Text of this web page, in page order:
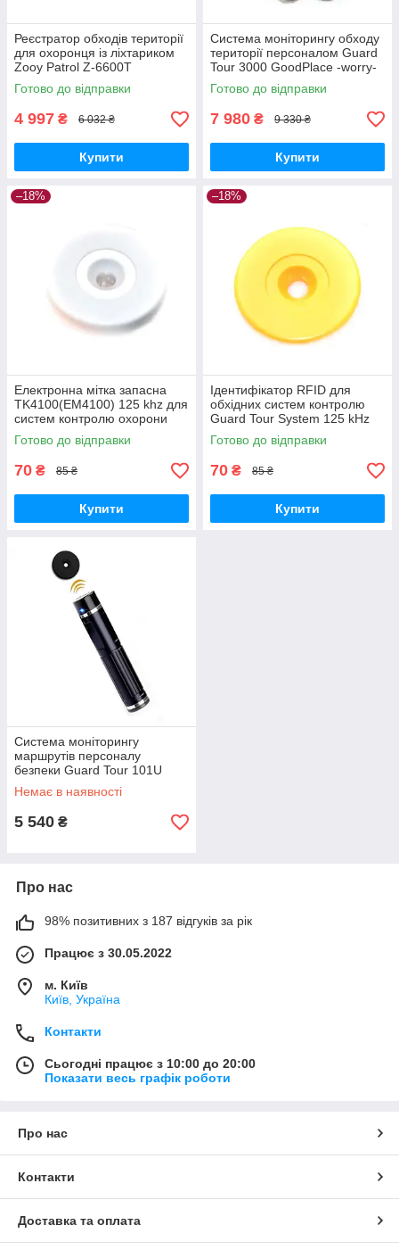
Реєстратор обходів території
для охоронця із ліхтариком
Zooy Patrol Z-6600T
GoodPlace -worry-free-
shopping-
Готово до відправки
4 997 ₴ 6 032 ₴
Купити
Система моніторингу обходу
території персоналом Guard
Tour 3000 GoodPlace -worry-
free-shopping-
Готово до відправки
7 980 ₴ 9 330 ₴
Купити
–18%
Електронна мітка запасна
TK4100(EM4100) 125 khz для
систем контролю охорони
біла GoodPlace -worry-free-
shopping-
Готово до відправки
70 ₴ 85 ₴
Купити
–18%
Ідентифікатор RFID для
обхідних систем контролю
Guard Tour System 125 kHz
TK4100(EM4100) жовтий
GoodPlace -worry-free-
Готово до відправки
70 ₴ 85 ₴
Купити
Система моніторингу
маршрутів персоналу
безпеки Guard Tour 101U
GoodPlace -worry-free-
shopping-
Немає в наявності
5 540 ₴
Про нас
98% позитивних з 187 відгуків за рік
Працює з 30.05.2022
м. Київ
Київ, Україна
Контакти
Сьогодні працює з 10:00 до 20:00
Показати весь графік роботи
Про нас
Контакти
Доставка та оплата